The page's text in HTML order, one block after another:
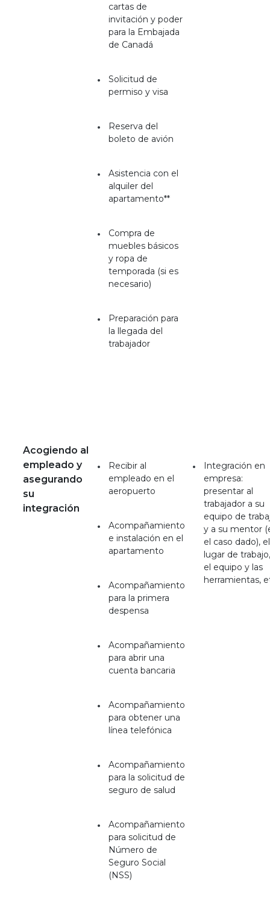
cartas de
invitación y poder
para la Embajada
de Canadá
Solicitud de
permiso y visa
Reserva del
boleto de avión
Asistencia con el
alquiler del
apartamento**
Compra de
muebles básicos
y ropa de
temporada (si es
necesario)
Preparación para
la llegada del
trabajador
Acogiendo al
empleado y
asegurando
su
integración
Recibir al
empleado en el
aeropuerto
Acompañamiento
e instalación en el
apartamento
Acompañamiento
para la primera
despensa
Acompañamiento
para abrir una
cuenta bancaria
Acompañamiento
para obtener una
línea telefónica
Acompañamiento
para la solicitud de
seguro de salud
Acompañamiento
para solicitud de
Número de
Seguro Social
(NSS)
Integración en
empresa:
presentar al
trabajador a su
equipo de
y a su mentor
el caso dado), el
lugar de trabajo,
el equipo y las
herramientas,